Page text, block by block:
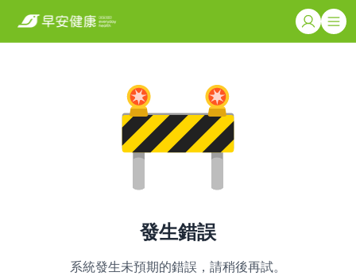
發生錯誤
系統發生未預期的錯誤，請稍後再試。